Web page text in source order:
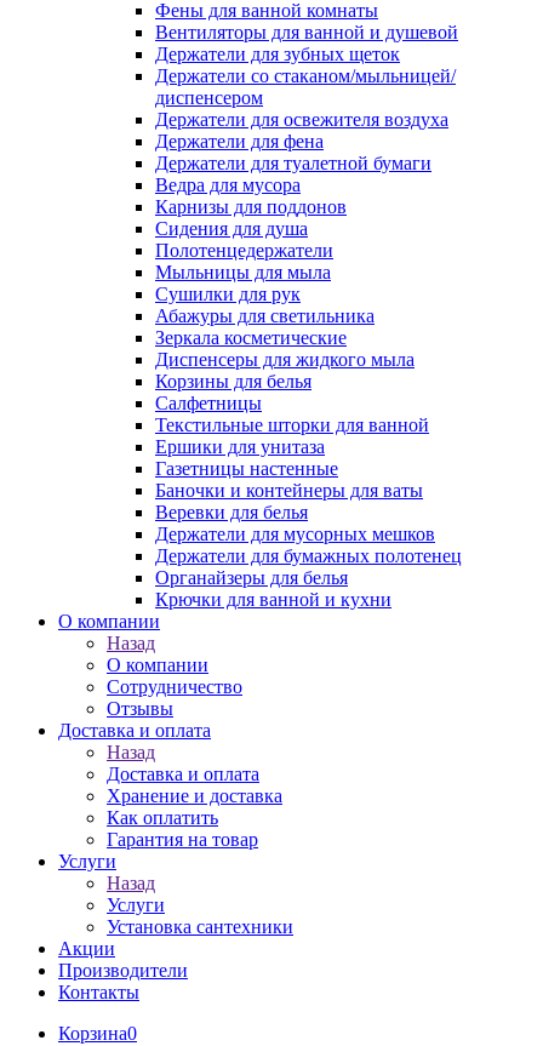
Фены для ванной комнаты
Вентиляторы для ванной и душевой
Держатели для зубных щеток
Держатели со стаканом/мыльницей/
диспенсером
Держатели для освежителя воздуха
Держатели для фена
Держатели для туалетной бумаги
Ведра для мусора
Карнизы для поддонов
Сидения для душа
Полотенцедержатели
Мыльницы для мыла
Сушилки для рук
Абажуры для светильника
Зеркала косметические
Диспенсеры для жидкого мыла
Корзины для белья
Салфетницы
Текстильные шторки для ванной
Ершики для унитаза
Газетницы настенные
Баночки и контейнеры для ваты
Веревки для белья
Держатели для мусорных мешков
Держатели для бумажных полотенец
Органайзеры для белья
Крючки для ванной и кухни
О компании
Назад
О компании
Сотрудничество
Отзывы
Доставка и оплата
Назад
Доставка и оплата
Хранение и доставка
Как оплатить
Гарантия на товар
Услуги
Назад
Услуги
Установка сантехники
Акции
Производители
Контакты
Корзина0